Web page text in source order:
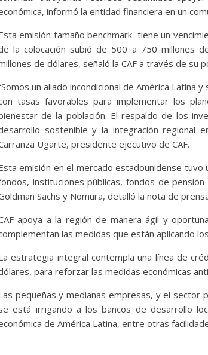
informó la entidad financiera en un
emisión tamaño benchmark tiene un
la colocación subió de 500 a 750 millones
de dólares, señaló la CAF a través de su
un aliado incondicional de América
tasas favorables para implementar los
de la población. El respaldo de los
sostenible y la integración regional
Ugarte, presidente ejecutivo de CAF.
emisión en el mercado estadounidense
instituciones públicas, fondos de
Sachs y Nomura, detalló la nota de
apoya a la región de manera ágil y
las medidas que están aplicando
estrategia integral contempla una línea de
para reforzar las medidas económicas
pequeñas y medianas empresas, y el sector
está irrigando a los bancos de desarrollo
de América Latina, entre otras
0